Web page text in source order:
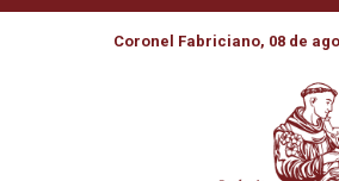
Coronel Fabriciano, 08 de
MÊS